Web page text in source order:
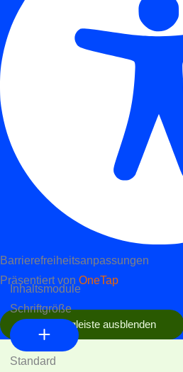
Barrierefreiheitsanpassungen
Präsentiert von OneTap
Werkzeugleiste ausblenden
Inhaltsmodule
Schriftgröße
Standard